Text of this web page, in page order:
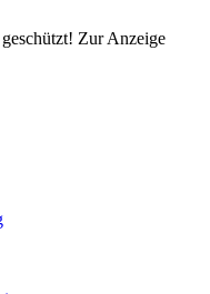
Zur Anzeige